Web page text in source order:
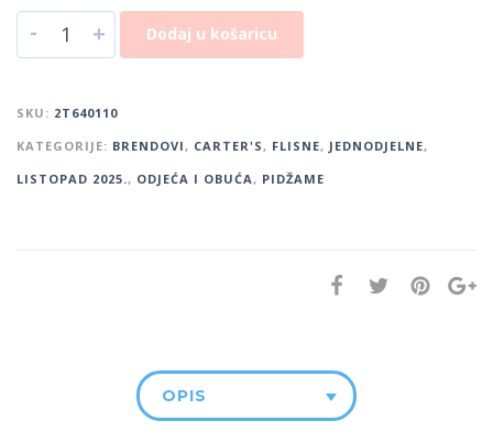
- + Dodaj u košaricu
SKU: 2T640110
KATEGORIJE: BRENDOVI, CARTER'S, FLISNE, JEDNODJELNE,
LISTOPAD 2025., ODJEĆA I OBUĆA, PIDŽAME
OPIS